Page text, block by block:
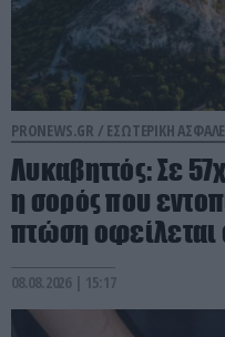
PRONEWS.GR / ΕΣΩΤΕΡΙΚΗ
Λυκαβηττός: Σε
η σορός που
πτώση οφείλεται
08.08.2026 | 15:17